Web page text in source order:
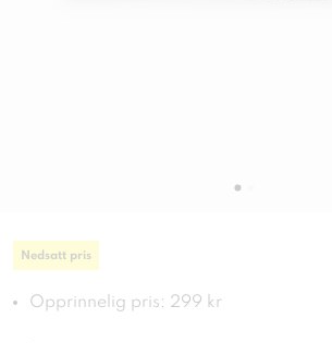
Nedsatt pris
Opprinnelig pris: 299 kr